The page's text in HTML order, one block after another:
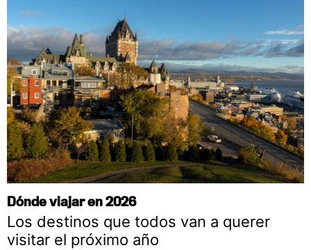
Dónde viajar en 2026
Los destinos que todos van a querer
visitar el próximo año